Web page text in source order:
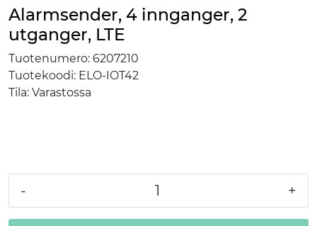
Alarmsender, 4 innganger, 2
utganger, LTE
Tuotenumero: 6207210
Tuotekoodi: ELO-IOT42
Tila: Varastossa
- +